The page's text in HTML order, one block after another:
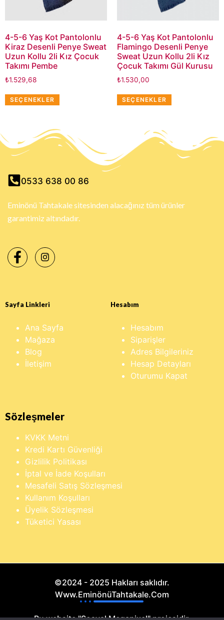
4-5-6 Yaş Kot Pantolonlu
Kiraz Desenli Penye Sweat
Uzun Kollu 2li Kız Çocuk
Takımı Pembe
₺1.529,68
SEÇENEKLER
4-5-6 Yaş Kot Pantolonlu
Flamingo Desenli Penye
Sweat Uzun Kollu 2li Kız
Çocuk Takımı Gül Kurusu
₺1.530,00
SEÇENEKLER
0533 638 00 86
Eminönü Tahtakale sitesinden alacağınız tüm ürünler
garantimiz altındadır.
Sayfa Linkleri
Ana Sayfa
Mağaza
Blog
İletişim
Hesabım
Hesabım
Siparişler
Adres Bilgileriniz
Hesap Detayları
Oturumu Kapat
Sözleşmeler
KVKK Metni
Kredi Kartı Güvenliği
Gizlilik Politikası
İptal ve İade Koşulları
Mesafeli Satış Sözleşmesi
Kullanım Koşulları
Üyelik Sözleşmesi
Tüketici Yasası
©2024 - 2025 Hakları saklıdır.
Www.EminönüTahtakale.Com